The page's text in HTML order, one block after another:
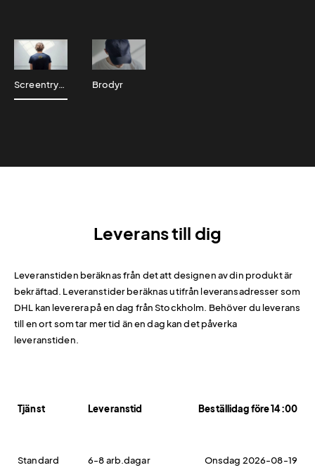
Screentryck Brodyr
Leverans till dig
Leveranstiden beräknas från det att designen av din produkt är
bekräftad. Leveranstider beräknas utifrån leveransadresser som
DHL kan leverera på en dag från Stockholm. Behöver du leverans
till en ort som tar mer tid än en dag kan det påverka
leveranstiden.
Tjänst Leveranstid Beställidag före 14:00
Standard 6-8 arb.dagar Onsdag 2026-08-19